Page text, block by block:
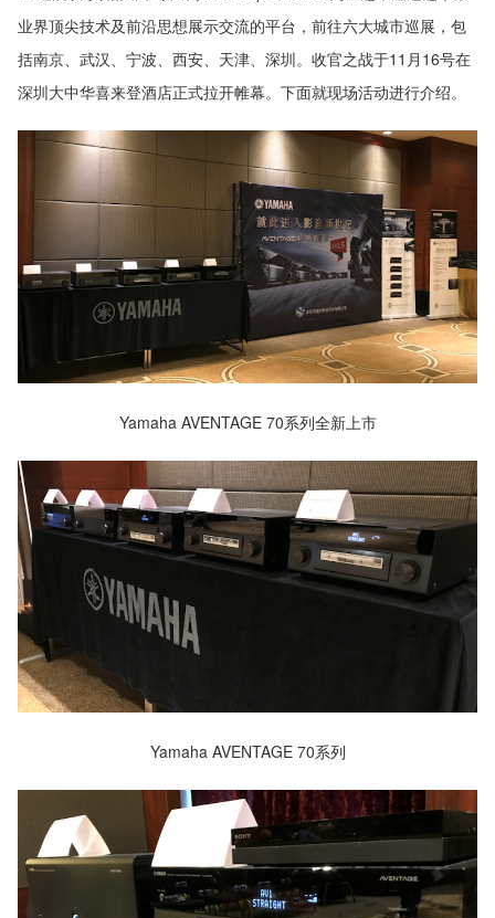
业界顶尖技术及前沿思想展示交流的平台，前往六大城市巡展，包
括南京、武汉、宁波、西安、天津、深圳。收官之战于11月16号在
深圳大中华喜来登酒店正式拉开帷幕。下面就现场活动进行介绍。
Yamaha AVENTAGE 70系列全新上市
Yamaha AVENTAGE 70系列